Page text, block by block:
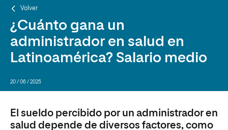
Volver
¿Cuánto gana un
administrador en salud en
Latinoamérica? Salario medio
20 / 06 / 2025
El sueldo percibido por un administrador en
salud depende de diversos factores, como